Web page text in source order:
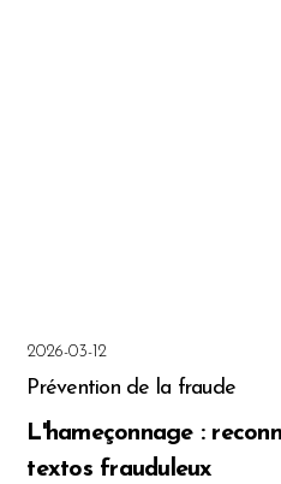
2026-03-12
Prévention de la fraude
L'hameçonnage :
textos frauduleux